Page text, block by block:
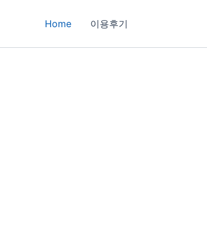
Home 이용후기